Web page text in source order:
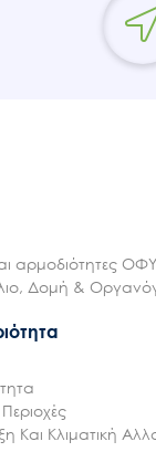
αρμοδιότητες
Δομή &
Και Κλιματική